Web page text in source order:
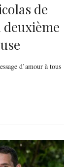
de
deuxième
d’amour à tous